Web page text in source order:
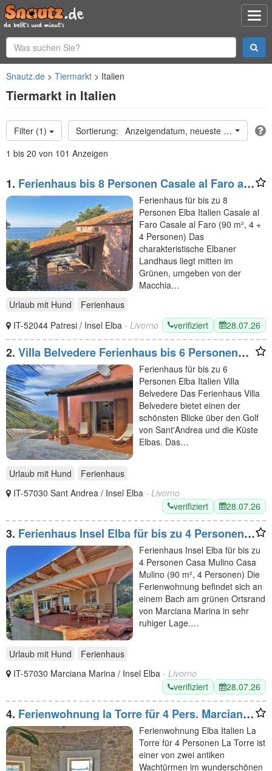
Snautz.de Tiermarkt Italien
Tiermarkt in Italien
Filter (1)
Anzeigendatum, neueste oben
1 bis 20 von 101 Anzeigen
1. Ferienhaus bis 8 Personen Casale al Faro auf
Elba Italien
Ferienhaus für bis zu 8
Personen Elba Italien Casale al
Faro Casale al Faro (90 m², 4 +
4 Personen) Das
charakteristische Elbaner
Landhaus liegt mitten im
Grünen, umgeben von der
Macchia…
Urlaub mit Hund
Ferienhaus
IT-52044 Patresi / Insel Elba - Livorno verifiziert 28.07.26
2. Villa Belvedere Ferienhaus bis 6 Personen
am Meer Insel Elba
Ferienhaus für bis zu 6
Personen Elba Italien Villa
Belvedere Das Ferienhaus Villa
Belvedere bietet einen der
schönsten Blicke über den Golf
von Sant'Andrea und die Küste
Elbas. Das…
Urlaub mit Hund
Ferienhaus
IT-57030 Sant Andrea / Insel Elba - Livorno
verifiziert
28.07.26
3. Ferienhaus Insel Elba für bis zu 4 Personen
Casa Mulino
Ferienhaus Insel Elba für bis zu
4 Personen Casa Mulino Casa
Mulino (90 m², 4 Personen) Die
Ferienwohnung befindet sich an
einem Bach am grünen Ortsrand
von Marciana Marina in sehr
ruhiger Lage.…
Urlaub mit Hund
Ferienhaus
IT-57030 Marciana Marina / Insel Elba - Livorno
verifiziert
28.07.26
4. Ferienwohnung la Torre für 4 Pers. Marciana
Marina auf der Insel Elba Ferienwohnung Elba Italien La
Torre für 4 Personen La Torre ist
einer von zwei antiken
Wachtürmen im wunderschönen